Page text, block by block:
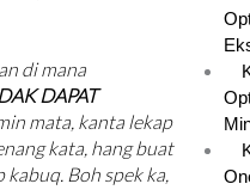
di mana
DAPAT
mata, kanta lekap
kata, hang buat
Boh spek ka,